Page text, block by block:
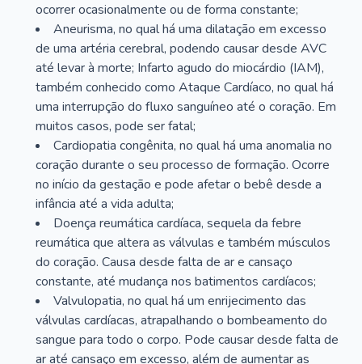
ocorrer ocasionalmente ou de forma constante;
Aneurisma, no qual há uma dilatação em excesso
de uma artéria cerebral, podendo causar desde AVC
até levar à morte; Infarto agudo do miocárdio (IAM),
também conhecido como Ataque Cardíaco, no qual há
uma interrupção do fluxo sanguíneo até o coração. Em
muitos casos, pode ser fatal;
Cardiopatia congênita, no qual há uma anomalia no
coração durante o seu processo de formação. Ocorre
no início da gestação e pode afetar o bebê desde a
infância até a vida adulta;
Doença reumática cardíaca, sequela da febre
reumática que altera as válvulas e também músculos
do coração. Causa desde falta de ar e cansaço
constante, até mudança nos batimentos cardíacos;
Valvulopatia, no qual há um enrijecimento das
válvulas cardíacas, atrapalhando o bombeamento do
sangue para todo o corpo. Pode causar desde falta de
ar até cansaço em excesso, além de aumentar as